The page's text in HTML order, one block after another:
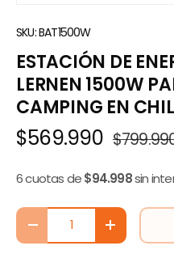
SKU:BAT1500W
ESTACIÓN DE
LERNEN 1500W
CAMPING EN
$569.990
6 cuotas de$94.998sin
Cant.
-
+